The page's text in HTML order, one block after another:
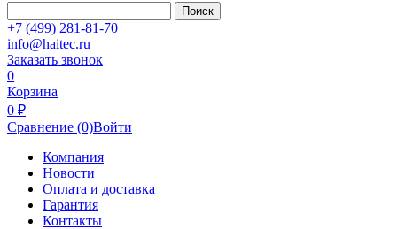
Поиск
+7 (499) 281-81-70
info@haitec.ru
Заказать звонок
0
Корзина
0 ₽
Сравнение (0)Войти
Компания
Новости
Оплата и доставка
Гарантия
Контакты